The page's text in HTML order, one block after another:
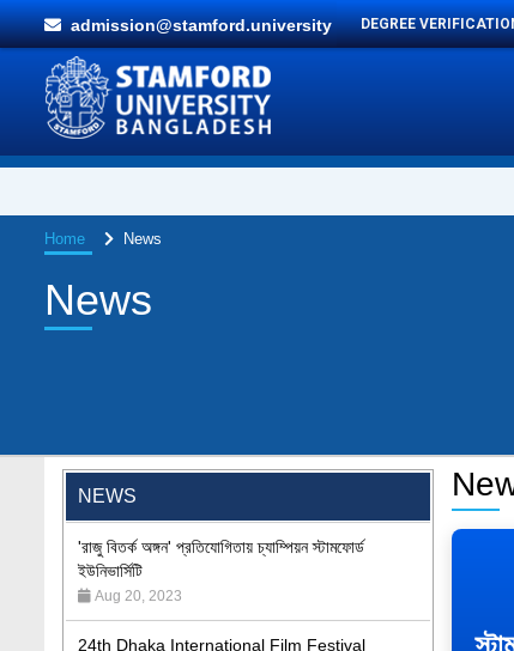
admission@stamford.university DEGREE
Home News
News
NEWS
Jan 26, 2024
'রাজু বিতর্ক অঙ্গন' প্রতিযোগিতায় চ্যাম্পিয়ন স্টামফোর্ড
Aug 20, 2023
24th Dhaka International Film Festival